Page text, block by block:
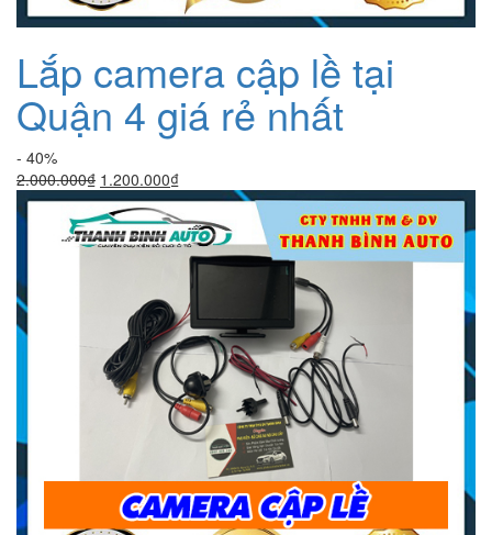
Lắp camera cập lề tại
Quận 4 giá rẻ nhất
- 40%
2.000.000₫ Giá
gốc
là:
2.000.000₫.
1.200.000₫Giá
hiện
tại
là:
1.200.000₫.